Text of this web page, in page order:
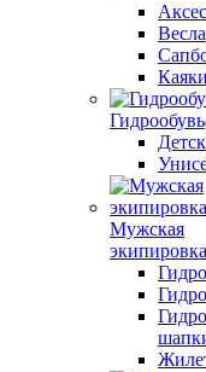
Весла
Каяки
Гидрообувь
Мужская
экипировка